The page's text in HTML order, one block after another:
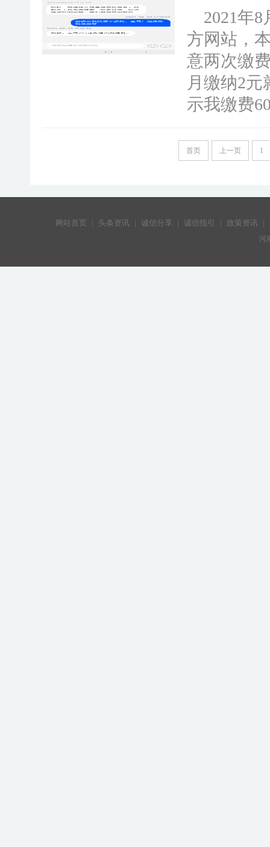
2021年8
方网站，
意两次缴
月缴纳2
示我缴费
首页 上一页 1
网站首页 | 头条资讯 | 诚信分享 | 诚信指引 | 政策资讯 |
河